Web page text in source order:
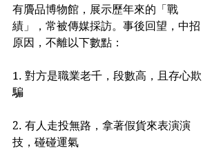
有贗品博物館，展示歷年來的「戰
績」，常被傳媒採訪。事後回望，中招
原因，不離以下數點：
1. 對方是職業老千，段數高，且存心欺
騙
2. 有人走投無路，拿著假貨來表演演
技，碰碰運氣